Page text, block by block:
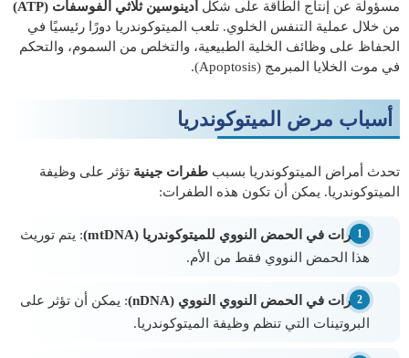
مسؤولة عن إنتاج الطاقة على شكل أدينوسين ثلاثي الفوسفات (ATP)
من خلال عملية التنفس الخلوي. تلعب الميتوكوندريا دورًا رئيسيًا في
الحفاظ على وظائف الخلية الطبيعية، والتخلص من السموم، والتحكم
في موت الخلايا المبرمج (Apoptosis).
أسباب مرض الميتوكوندريا
تحدث أمراض الميتوكوندريا بسبب طفرات جينية تؤثر على وظيفة
الميتوكوندريا. يمكن أن تكون هذه الطفرات:
طفرات في الحمض النووي للميتوكوندريا (mtDNA)
: يتم توريث
هذا الحمض النووي فقط من الأم.
طفرات في الحمض النووي النووي (nDNA)
: يمكن أن تؤثر على
البروتينات التي تنظم وظيفة الميتوكوندريا.